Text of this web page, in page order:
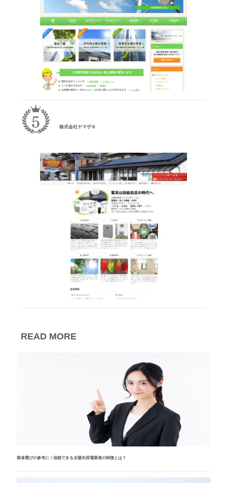
株式会社ヤマザキ
READ MORE
業者選びの参考に！信頼できる太陽光発電業者の特徴とは？